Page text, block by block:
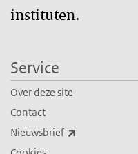
instituten.
Service
Over deze site
Contact
Nieuwsbrief